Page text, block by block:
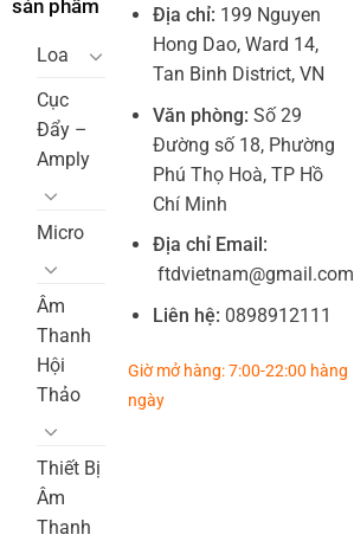
sản phẩm
Loa
Cục
Đẩy –
Amply
Micro
Âm
Thanh
Hội
Thảo
Thiết Bị
Âm
Thanh
Địa chỉ: 199 Nguyen
Hong Dao, Ward 14,
Tan Binh District, VN
Văn phòng: Số 29
Đường số 18, Phường
Phú Thọ Hoà, TP Hồ
Chí Minh
Địa chỉ Email:
ftdvietnam@gmail.com
Liên hệ: 0898912111
Giờ mở hàng: 7:00-22:00 hàng
ngày